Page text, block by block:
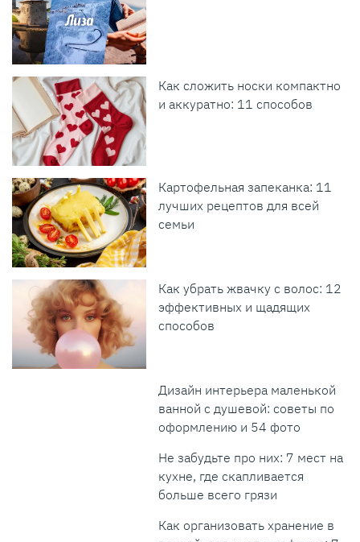
Как сложить носки компактно
и аккуратно: 11 способов
Картофельная запеканка: 11
лучших рецептов для всей
семьи
Как убрать жвачку с волос: 12
эффективных и щадящих
способов
Дизайн интерьера маленькой
ванной с душевой: советы по
оформлению и 54 фото
Не забудьте про них: 7 мест на
кухне, где скапливается
больше всего грязи
Как организовать хранение в